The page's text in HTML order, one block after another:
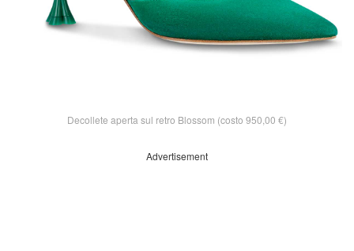
Decollete aperta sul retro Blossom (costo 950,00 €)
Advertisement